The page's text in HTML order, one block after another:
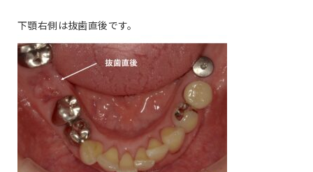
下顎右側は抜歯直後です。